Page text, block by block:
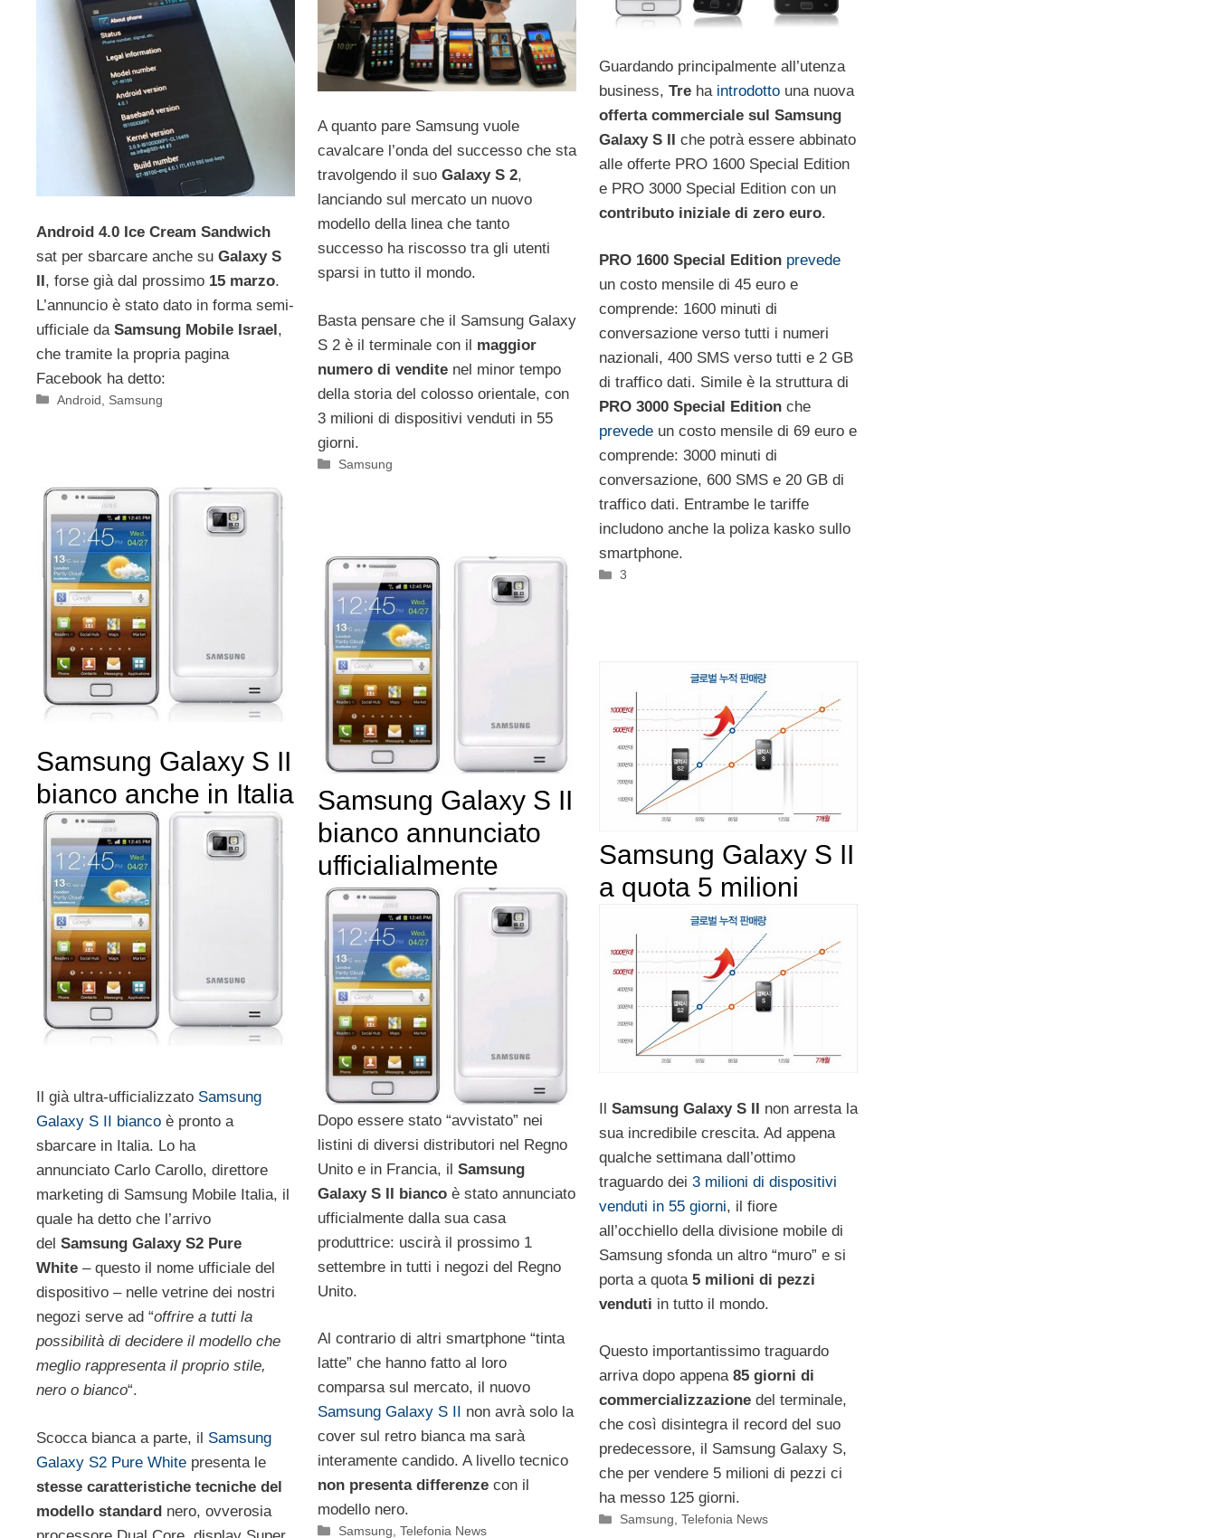
Guardando principalmente all’utenza
business, Treha introdottouna nuova
offerta commerciale sul Samsung
Galaxy S II che potrà essere abbinato
alle offerte PRO 1600 Special Edition
e PRO 3000 Special Edition con un
contributo iniziale di zero euro.
PRO 1600 Special Edition prevede
un costo mensile di 45 euro e
comprende: 1600 minuti di
conversazione verso tutti i numeri
nazionali, 400 SMS verso tutti e 2 GB
di traffico dati. Simile è la struttura di
PRO 3000 Special Editionche
prevedeun costo mensile di 69 euro e
comprende: 3000 minuti di
conversazione, 600 SMS e 20 GB di
traffico dati. Entrambe le tariffe
includono anche la poliza kasko sullo
smartphone.
Categorie
3
Android 4.0 Ice Cream Sandwich
sat per sbarcare anche su Galaxy S
II, forse già dal prossimo 15 marzo.
L’annuncio è stato dato in forma semi-
ufficiale da Samsung Mobile Israel,
che tramite la propria pagina
Facebook ha detto:
Categorie
Android Samsung
A quanto pare Samsung vuole
cavalcare l’onda del successo che sta
travolgendo il suo Galaxy S 2,
lanciando sul mercato un nuovo
modello della linea che tanto
successo ha riscosso tra gli utenti
sparsi in tutto il mondo.
Basta pensare che il Samsung Galaxy
S 2 è il terminale con il maggior
numero di venditenel minor tempo
della storia del colosso orientale, con
3 milioni di dispositivi venduti in 55
giorni.
Categorie
Samsung
Samsung Galaxy S II
bianco anche in Italia
Il già ultra-ufficializzato Samsung
Galaxy S II bianco è pronto a
sbarcare in Italia. Lo ha
annunciato Carlo Carollo, direttore
marketing di Samsung Mobile Italia, il
quale ha detto che l’arrivo
del Samsung Galaxy S2 Pure
White – questo il nome ufficiale del
dispositivo – nelle vetrine dei nostri
negozi serve ad “offrire a tutti la
possibilità di decidere il modello che
meglio rappresenta il proprio stile,
nero o bianco“.
Scocca bianca a parte, il Samsung
Galaxy S2 Pure White presenta le
stesse caratteristiche tecniche del
modello standard nero, ovverosia
Samsung Galaxy S II
bianco annunciato
ufficialialmente
Dopo essere stato “avvistato” nei
listini di diversi distributori nel Regno
Unito e in Francia, il Samsung
Galaxy S II biancoè stato annunciato
ufficialmente dalla sua casa
produttrice: uscirà il prossimo 1
settembre in tutti i negozi del Regno
Unito.
Al contrario di altri smartphone “tinta
latte” che hanno fatto al loro
comparsa sul mercato, il nuovo
Samsung Galaxy S II non avrà solo la
cover sul retro bianca ma sarà
interamente candido. A livello tecnico
non presenta differenzecon il
modello nero.
Categorie
Samsung ,Telefonia News
Samsung Galaxy S II
a quota 5 milioni
Il Samsung Galaxy S II non arresta la
sua incredibile crescita. Ad appena
qualche settimana dall’ottimo
traguardo dei 3 milioni di dispositivi
venduti in 55 giorni, il fiore
all’occhiello della divisione mobile di
Samsung sfonda un altro “muro” e si
porta a quota 5 milioni di pezzi
venduti in tutto il mondo.
Questo importantissimo traguardo
arriva dopo appena 85 giorni di
commercializzazionedel terminale,
che così disintegra il record del suo
predecessore, il Samsung Galaxy S,
che per vendere 5 milioni di pezzi ci
ha messo 125 giorni.
Categorie
Samsung,Telefonia News